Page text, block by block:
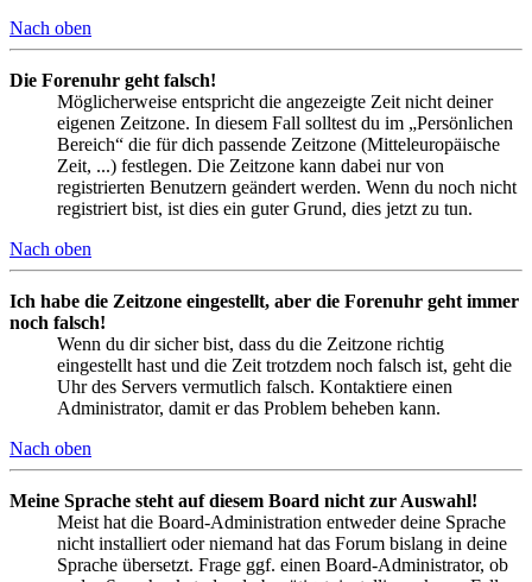
Nach oben
Die Forenuhr geht falsch!
Möglicherweise entspricht die angezeigte Zeit nicht deiner
eigenen Zeitzone. In diesem Fall solltest du im „Persönlichen
Bereich“ die für dich passende Zeitzone (Mitteleuropäische
Zeit, ...) festlegen. Die Zeitzone kann dabei nur von
registrierten Benutzern geändert werden. Wenn du noch nicht
registriert bist, ist dies ein guter Grund, dies jetzt zu tun.
Nach oben
Ich habe die Zeitzone eingestellt, aber die Forenuhr geht immer
noch falsch!
Wenn du dir sicher bist, dass du die Zeitzone richtig
eingestellt hast und die Zeit trotzdem noch falsch ist, geht die
Uhr des Servers vermutlich falsch. Kontaktiere einen
Administrator, damit er das Problem beheben kann.
Nach oben
Meine Sprache steht auf diesem Board nicht zur Auswahl!
Meist hat die Board-Administration entweder deine Sprache
nicht installiert oder niemand hat das Forum bislang in deine
Sprache übersetzt. Frage ggf. einen Board-Administrator, ob